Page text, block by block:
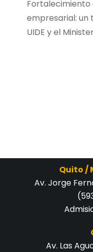
empresarial: un
UIDE y el
Quito /
Av. Jorge
Av. Las